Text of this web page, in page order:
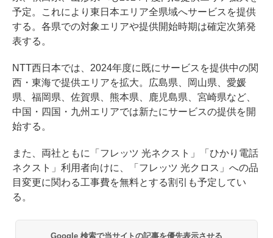
予定。これにより東日本エリア全県域へサービスを提供
する。各県での対象エリアや提供開始時期は確定次第発
表する。
NTT西日本では、2024年度に既にサービスを提供中の関
西・東海で提供エリアを拡大。広島県、岡山県、愛媛
県、福岡県、佐賀県、熊本県、鹿児島県、宮崎県など、
中国・四国・九州エリアでは新たにサービスの提供を開
始する。
また、両社ともに「フレッツ 光ネクスト」「ひかり電話
ネクスト」利用者向けに、「フレッツ 光クロス」への品
目変更に関わる工事費を無料とする割引も予定してい
る。
Google 検索で当サイトの記事を優先表示させる